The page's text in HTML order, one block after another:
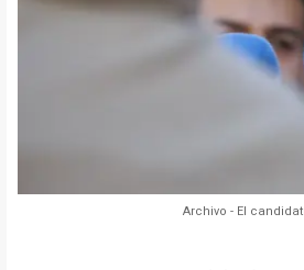
Archivo - El